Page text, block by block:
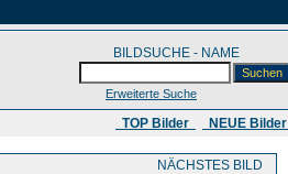
BILDSUCHE - NAME
Erweiterte Suche
​ TOP Bilder NEUE Bilder
NÄCHSTES BILD